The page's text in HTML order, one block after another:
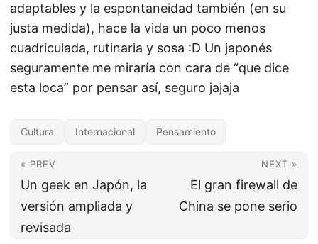
adaptables y la espontaneidad también (en su
justa medida), hace la vida un poco menos
cuadriculada, rutinaria y sosa :D Un japonés
seguramente me miraría con cara de “que dice
esta loca” por pensar así, seguro jajaja
Cultura Internacional Pensamiento
« PREV
Un geek en Japón, la
versión ampliada y
revisada
NEXT »
El gran firewall de
China se pone serio